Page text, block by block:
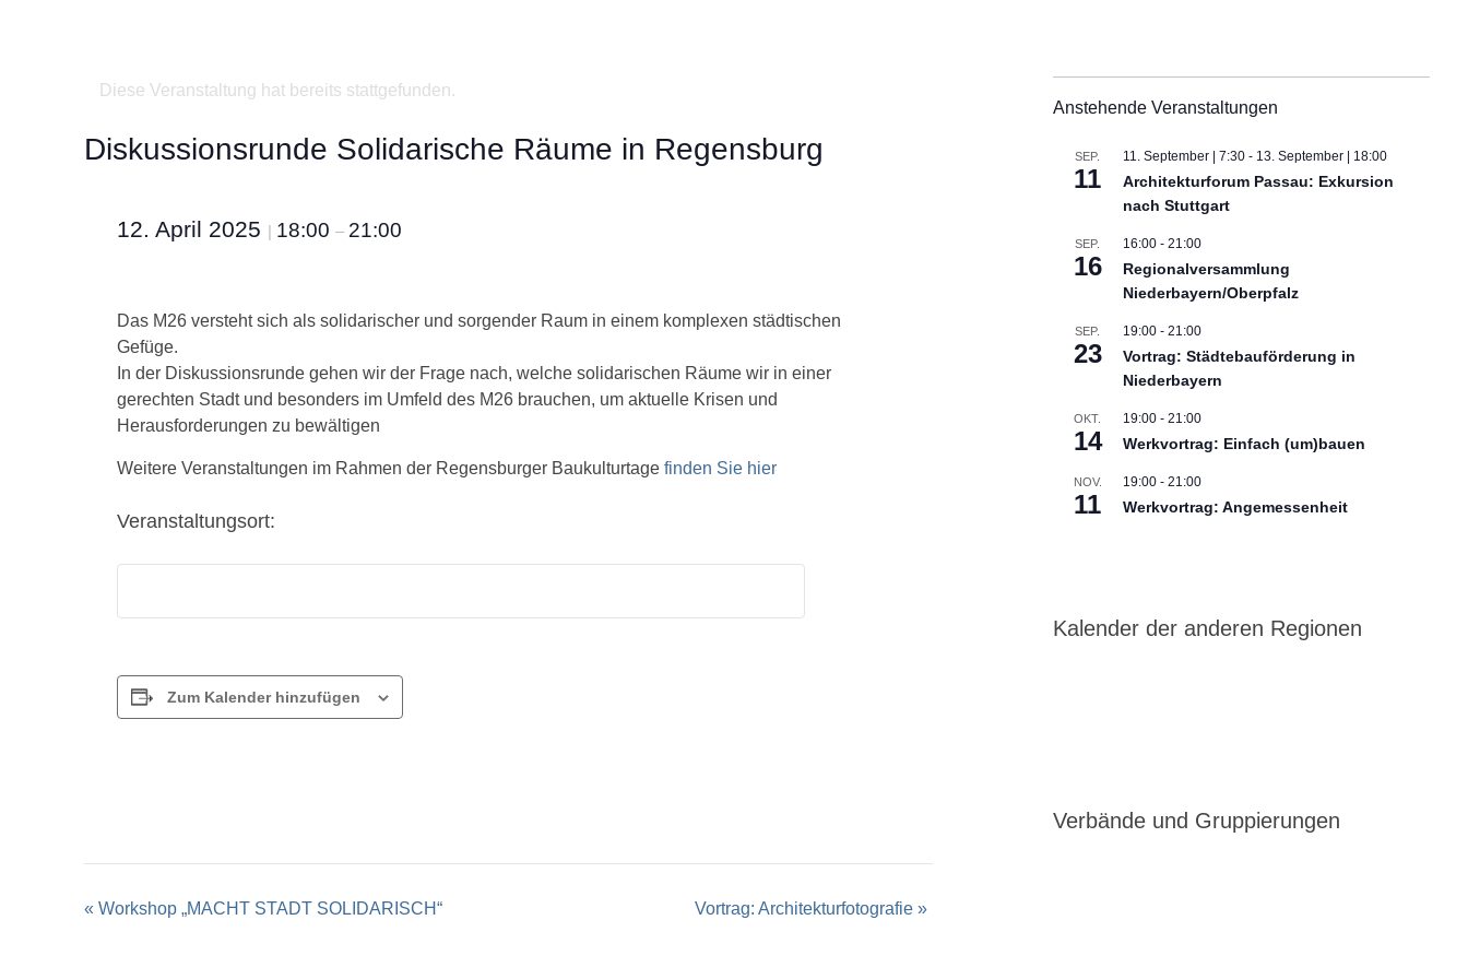
Diese Veranstaltung hat bereits stattgefunden.
Diskussionsrunde Solidarische Räume in Regensburg
12. April 2025 | 18:00 – 21:00
Das M26 versteht sich als solidarischer und sorgender Raum in einem komplexen städtischen
Gefüge.
In der Diskussionsrunde gehen wir der Frage nach, welche solidarischen Räume wir in einer
gerechten Stadt und besonders im Umfeld des M26 brauchen, um aktuelle Krisen und
Herausforderungen zu bewältigen
Weitere Veranstaltungen im Rahmen der Regensburger Baukulturtage finden Sie hier
Veranstaltungsort:
Zum Kalender hinzufügen
Veranstaltung-
« Workshop „MACHT STADT SOLIDARISCH“ Vortrag: Architekturfotografie»
Anstehende Veranstaltungen
SEP.
11
11. September | 7:30- 13. September | 18:00
Architekturforum Passau: Exkursion
nach Stuttgart
SEP.
16
16:00- 21:00
Regionalversammlung
Niederbayern/Oberpfalz
SEP.
23
19:00- 21:00
Vortrag: Städtebauförderung in
Niederbayern
OKT.
14
19:00- 21:00
Werkvortrag: Einfach (um)bauen
NOV.
11
19:00- 21:00
Werkvortrag: Angemessenheit
Kalender der anderen Regionen
Verbände und Gruppierungen